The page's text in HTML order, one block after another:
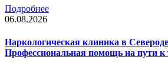
Подробнее
06.08.2026
Наркологическая клиника в
Профессиональная помощь на пути к